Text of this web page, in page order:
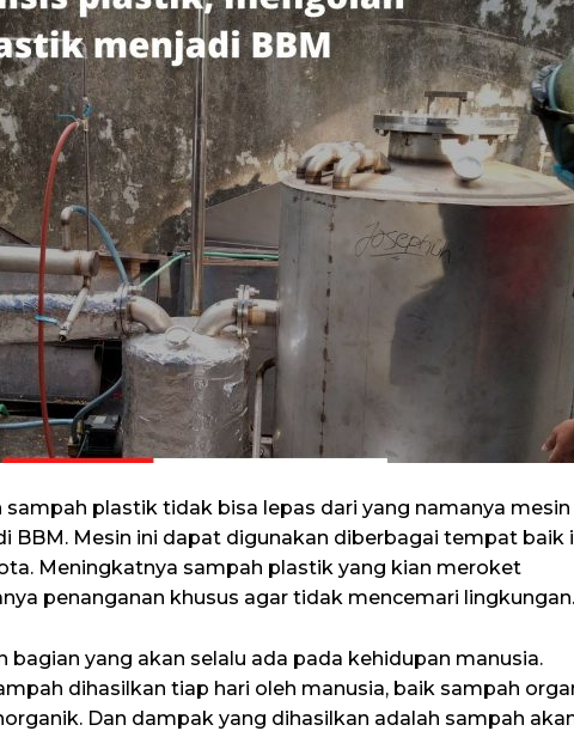
sampah plastik tidak bisa lepas dari yang namanya mesin
BBM. Mesin ini dapat digunakan diberbagai tempat baik
Meningkatnya sampah plastik yang kian meroket
penanganan khusus agar tidak mencemari lingkungan.
bagian yang akan selalu ada pada kehidupan manusia.
dihasilkan tiap hari oleh manusia, baik sampah
Dan dampak yang dihasilkan adalah sampah